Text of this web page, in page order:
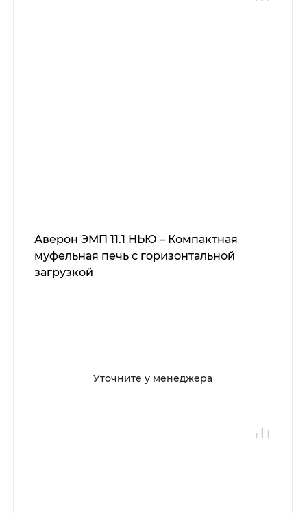
Аверон ЭМП 11.1 НЬЮ – Компактная
муфельная печь с горизонтальной
загрузкой
Уточните у менеджера